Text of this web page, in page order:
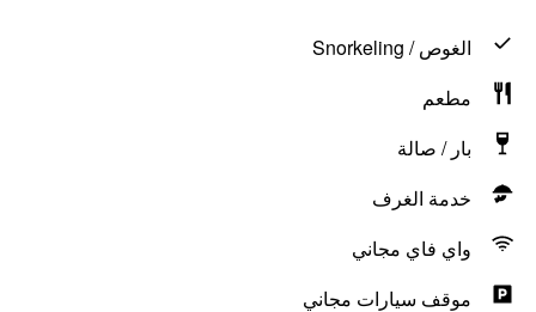
الغوص / Snorkeling
مطعم
بار / صالة
خدمة الغرف
واي فاي مجاني
موقف سيارات مجاني